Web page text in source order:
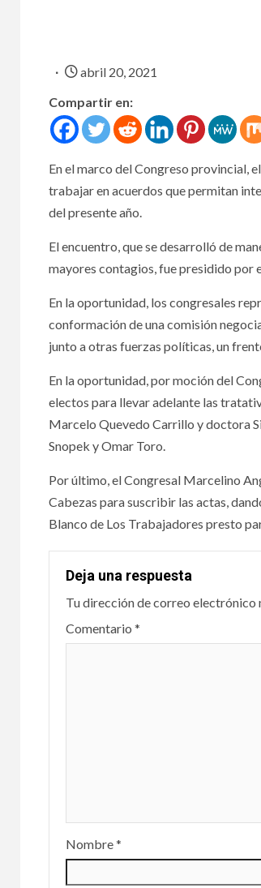
abril 20, 2021
Compartir en:
En el marco del Congreso provincial,
trabajar en acuerdos que permitan
del presente año.
El encuentro, que se desarrolló de
mayores contagios, fue presidido
En la oportunidad, los congresales
conformación de una comisión
junto a otras fuerzas políticas, un
En la oportunidad, por moción del
electos para llevar adelante las
Marcelo Quevedo Carrillo y doctora
Snopek y Omar Toro.
Por último, el Congresal Marcelino
Cabezas para suscribir las actas,
Blanco de Los Trabajadores presto
Deja una respuesta
Tu dirección de correo electrónico
Comentario *
Nombre*